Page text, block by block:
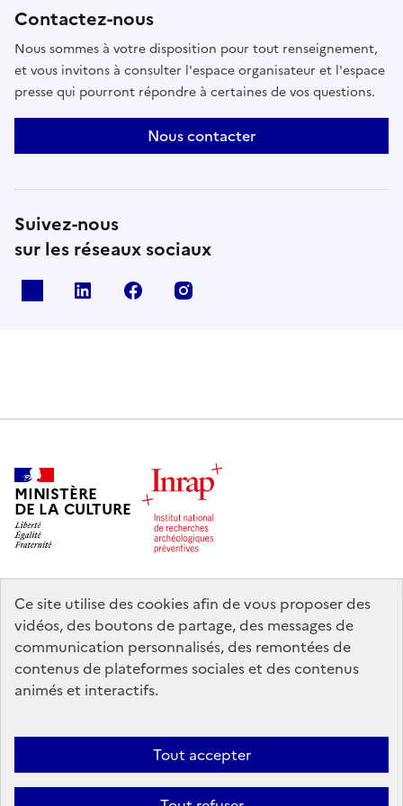
Ce site utilise des cookies afin de vous proposer des
vidéos, des boutons de partage, des messages de
communication personnalisés, des remontées de
contenus de plateformes sociales et des contenus
animés et interactifs.
Tout accepter
Contactez-nous
Nous sommes à votre disposition pour tout renseignement,
et vous invitons à consulter l'espace organisateur et l'espace
presse qui pourront répondre à certaines de vos questions.
Nous contacter
Suivez-nous
sur les réseaux sociaux
Linkedin Facebook
MINISTÈRE
DE LA CULTURE
legifrance.gouv.fr
info.gouv.fr
service-public.gouv.fr
data.gouv.fr
Nous contacter Mentions légales
Accessibilité : partiellement
Politique d’utilisation des témoins de connexion (cookies)
Politique générale de protection des données